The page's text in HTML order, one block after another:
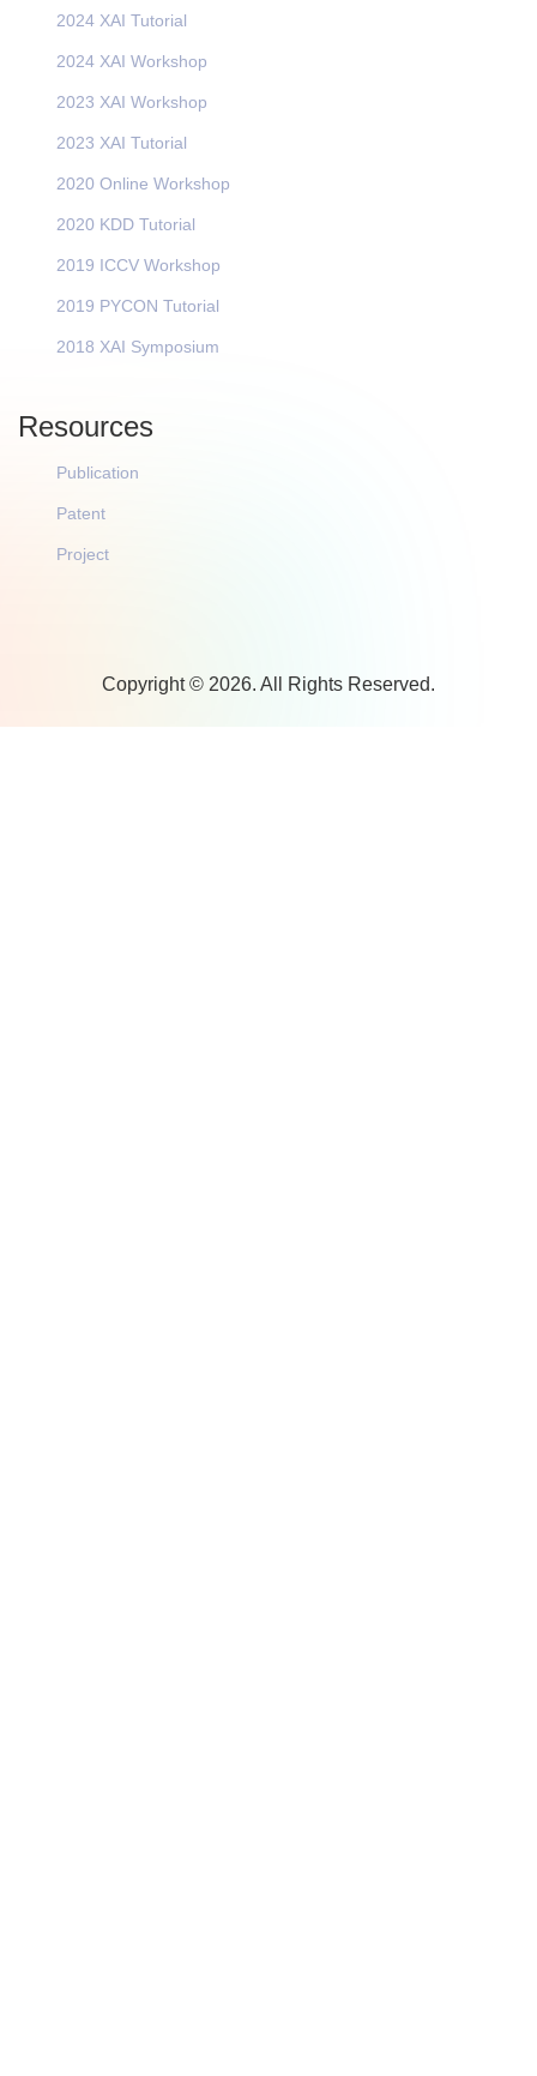
2024 XAI Tutorial
2024 XAI Workshop
2023 XAI Workshop
2023 XAI Tutorial
2020 Online Workshop
2020 KDD Tutorial
2019 ICCV Workshop
2019 PYCON Tutorial
2018 XAI Symposium
Resources
Publication
Patent
Project
Copyright © 2026. All Rights Reserved.